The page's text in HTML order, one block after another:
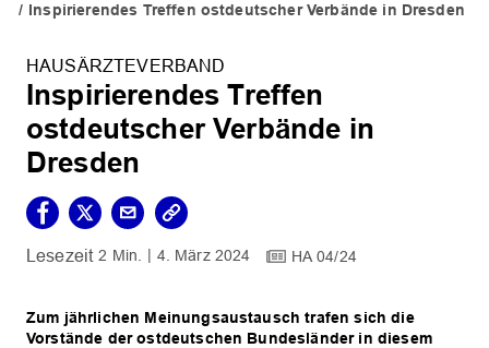
Inspirierendes Treffen ostdeutscher Verbände in Dresden
HAUSÄRZTEVERBAND
Inspirierendes Treffen
ostdeutscher Verbände in
Dresden
2 Min. 4. März 2024 HA 04/24
Zum jährlichen Meinungsaustausch trafen sich die
Vorstände der ostdeutschen Bundesländer in diesem